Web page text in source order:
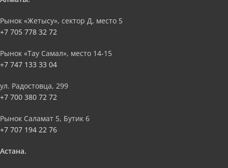
Рынок «Жетысу», сектор Д, место 5
+7 705 778 32 72
Рынок «Тау Самал», место 14-15
+7 747 133 33 04
ул. Радостовца, 299
+7 700 380 72 72
Рынок Саламат 5, Бутик 6
+7 707 194 22 76
Астана.